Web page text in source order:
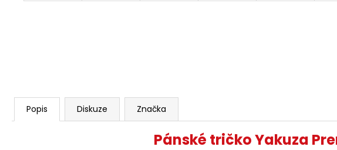
Popis Diskuze Značka
Pánské tričko Yakuza